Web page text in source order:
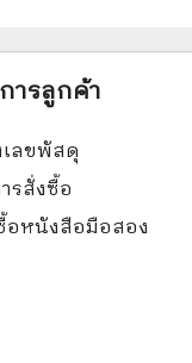
ารลูกค้า
เลขพัสดุ
รสั่งซื้อ
อหนังสือมือสอง